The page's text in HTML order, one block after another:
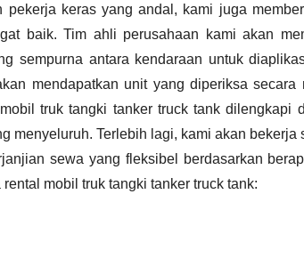
pekerja keras yang andal, kami juga
baik. Tim ahli perusahaan kami akan
sempurna antara kendaraan untuk
mendapatkan unit yang diperiksa secara
truk tangki tanker truck tankdilengkapi
menyeluruh. Terlebih lagi, kami akan bekerja
sewa yang fleksibel berdasarkan
mobil truk tangki tanker truck tank: